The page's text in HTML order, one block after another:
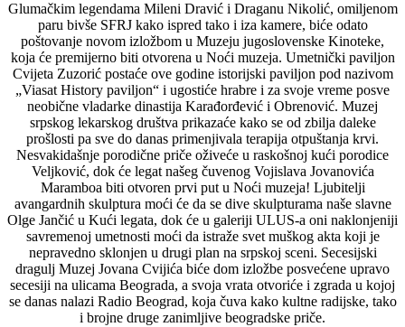
Glumačkim legendama Mileni Dravić i Draganu Nikolić, omiljenom
paru bivše SFRJ kako ispred tako i iza kamere, biće odato
poštovanje novom izložbom u Muzeju jugoslovenske Kinoteke,
koja će premijerno biti otvorena u Noći muzeja. Umetnički paviljon
Cvijeta Zuzorić postaće ove godine istorijski paviljon pod nazivom
„Viasat History paviljon“ i ugostiće hrabre i za svoje vreme posve
neobične vladarke dinastija Karađorđević i Obrenović. Muzej
srpskog lekarskog društva prikazaće kako se od zbilja daleke
prošlosti pa sve do danas primenjivala terapija otpuštanja krvi.
Nesvakidašnje porodične priče oživeće u raskošnoj kući porodice
Veljković, dok će legat našeg čuvenog Vojislava Jovanovića
Maramboa biti otvoren prvi put u Noći muzeja! Ljubitelji
avangardnih skulptura moći će da se dive skulpturama naše slavne
Olge Jančić u Kući legata, dok će u galeriji ULUS-a oni naklonjeniji
savremenoj umetnosti moći da istraže svet muškog akta koji je
nepravedno sklonjen u drugi plan na srpskoj sceni. Secesijski
dragulj Muzej Jovana Cvijića biće dom izložbe posvećene upravo
secesiji na ulicama Beograda, a svoja vrata otvoriće i zgrada u kojoj
se danas nalazi Radio Beograd, koja čuva kako kultne radijske, tako
i brojne druge zanimljive beogradske priče.